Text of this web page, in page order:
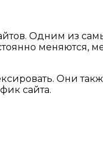
Одним из
меняются,
Они
сайта.